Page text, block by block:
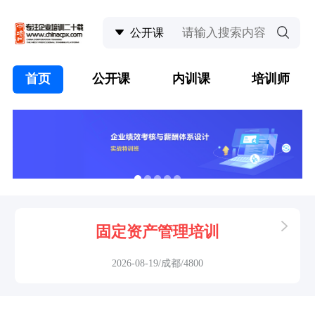
首页 公开课 内训课 培训师
固定资产管理培训
2026-08-19/成都/4800